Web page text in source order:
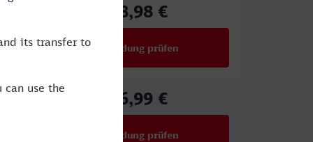
78,98 €
Verbindung prüfen
46,99 €
Verbindung prüfen